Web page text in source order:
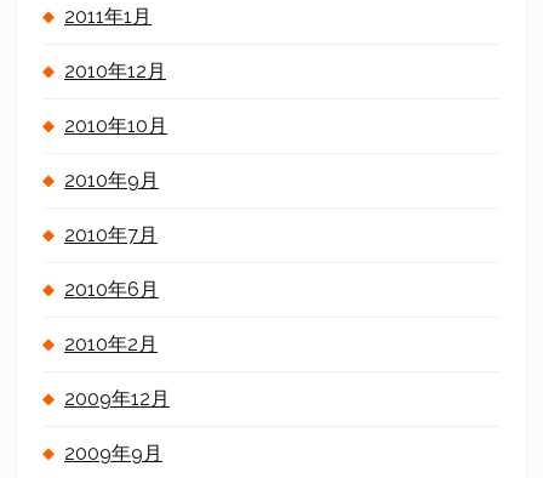
2011年1月
2010年12月
2010年10月
2010年9月
2010年7月
2010年6月
2010年2月
2009年12月
2009年9月